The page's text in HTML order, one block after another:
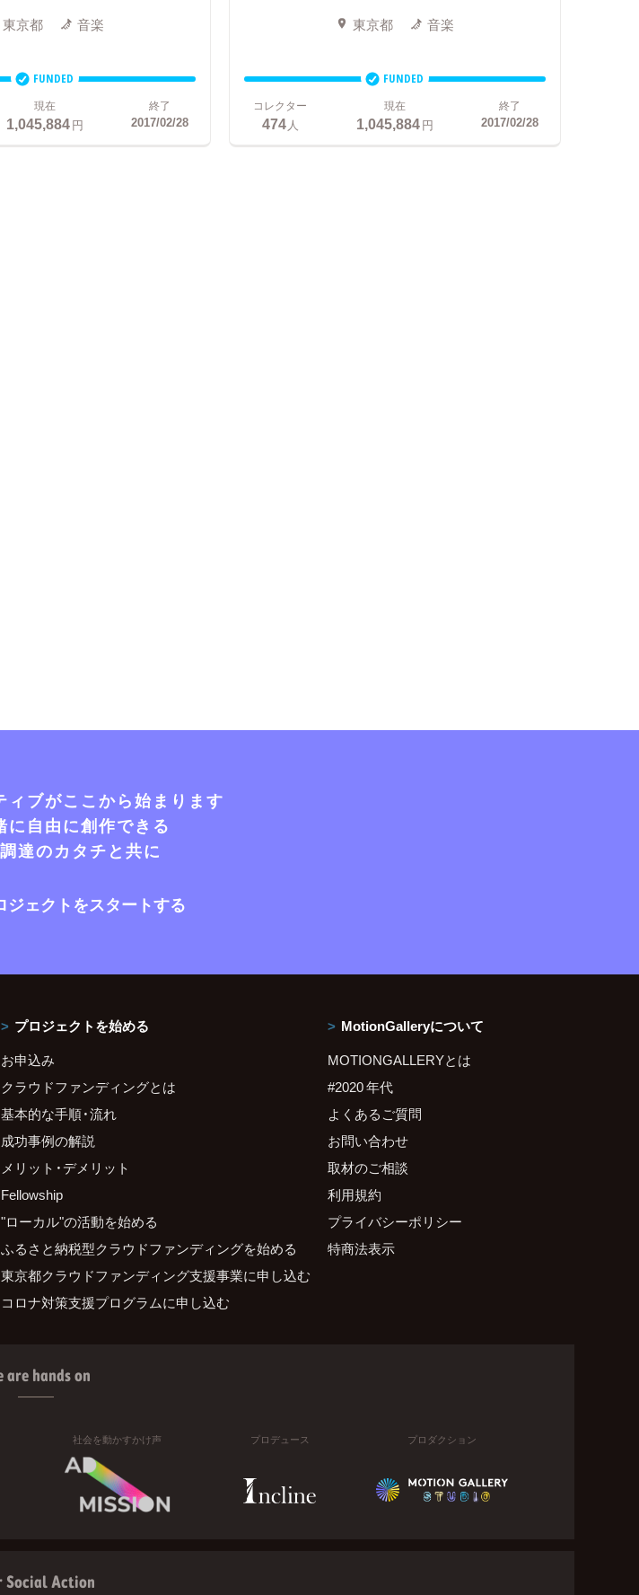
東京都 音楽
FUNDED
現在
1,045,884円
終了
2017/02/28
東京都 音楽
FUNDED
コレクター
474 人
現在
1,045,884円
終了
2017/02/28
ィブがここから始まります
に自由に創作できる
達のカタチと共に
ジェクトをスタートする
プロジェクトを始める
お申込み
クラウドファンディングとは
基本的な手順・流れ
成功事例の解説
メリット・デメリット
Fellowship
"ローカル"の活動を始める
ふるさと納税型クラウドファンディングを始める
東京都クラウドファンディング支援事業に申し込む
コロナ対策支援プログラムに申し込む
MotionGalleryについて
MOTIONGALLERYとは
#2020 年代
よくあるご質問
お問い合わせ
取材のご相談
利用規約
プライバシーポリシー
特商法表示
are hands on
社会を動かすかけ声 プロデュース プロダクション
Social Action